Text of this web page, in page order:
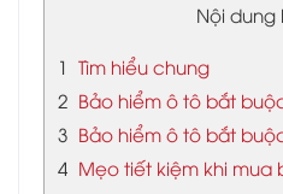
Nội dung
1 Tìm hiểu chung
2 Bảo hiểm ô tô bắt
3 Bảo hiểm ô tô bắt
4 Mẹo tiết kiệm khi mua